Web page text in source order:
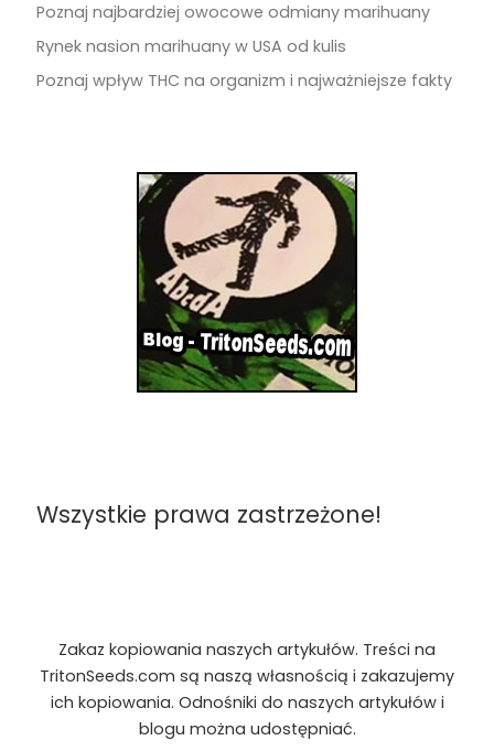
Poznaj najbardziej owocowe odmiany marihuany
Rynek nasion marihuany w USA od kulis
Poznaj wpływ THC na organizm i najważniejsze fakty
Wszystkie prawa zastrzeżone!
Zakaz kopiowania naszych artykułów. Treści na
TritonSeeds.com są naszą własnością i zakazujemy
ich kopiowania. Odnośniki do naszych artykułów i
blogu można udostępniać.